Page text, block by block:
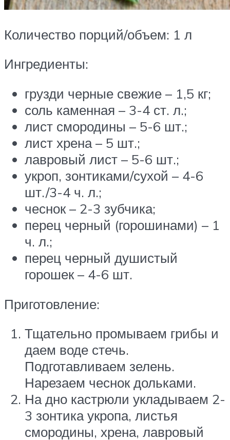
Количество порций/объем: 1 л
Ингредиенты:
грузди черные свежие – 1,5 кг;
соль каменная – 3-4 ст. л.;
лист смородины – 5-6 шт.;
лист хрена – 5 шт.;
лавровый лист – 5-6 шт.;
укроп, зонтиками/сухой – 4-6
шт./3-4 ч. л.;
чеснок – 2-3 зубчика;
перец черный (горошинами) – 1
ч. л.;
перец черный душистый
горошек – 4-6 шт.
Приготовление:
Тщательно промываем грибы и
даем воде стечь.
Подготавливаем зелень.
Нарезаем чеснок дольками.
На дно кастрюли укладываем 2-
3 зонтика укропа, листья
смородины, хрена, лавровый